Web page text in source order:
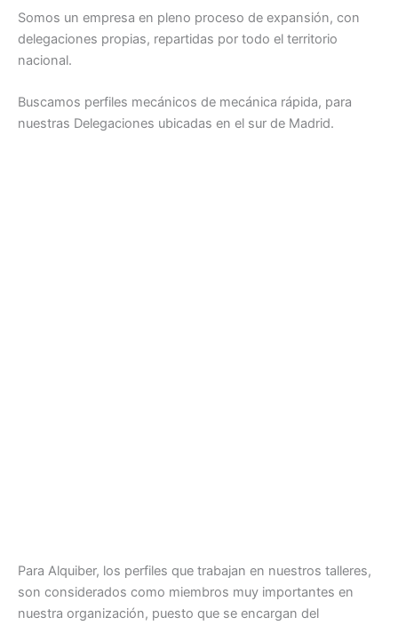
Somos un empresa en pleno proceso de expansión, con
delegaciones propias, repartidas por todo el territorio
nacional.
Buscamos perfiles mecánicos de mecánica rápida, para
nuestras Delegaciones ubicadas en el sur de Madrid.
Para Alquiber, los perfiles que trabajan en nuestros talleres,
son considerados como miembros muy importantes en
nuestra organización, puesto que se encargan del